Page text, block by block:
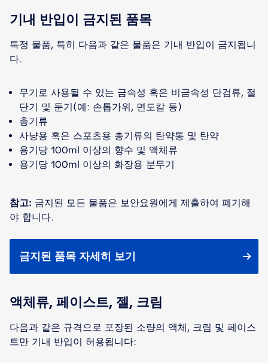
기내 반입이 금지된 품목
특정 물품, 특히 다음과 같은 물품은 기내 반입이 금지됩니
다.
무기로 사용될 수 있는 금속성 혹은 비금속성 단검류, 절
단기 및 둔기(예: 손톱가위, 면도칼 등)
총기류
사냥용 혹은 스포츠용 총기류의 탄약통 및 탄약
용기당 100ml 이상의 향수 및 액체류
용기당 100ml 이상의 화장용 분무기
참고: 금지된 모든 물품은 보안요원에게 제출하여 폐기해
야 합니다.
금지된 품목 자세히 보기
액체류, 페이스트, 젤, 크림
다음과 같은 규격으로 포장된 소량의 액체, 크림 및 페이스
트만 기내 반입이 허용됩니다: